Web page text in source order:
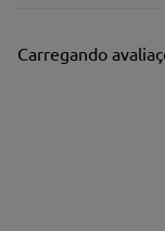
Carregando